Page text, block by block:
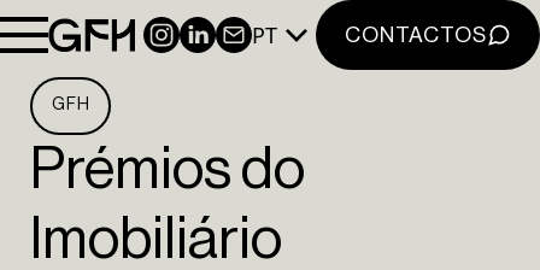
INSTAGRAM
LINKEDIN
NEWSLETTER
PT CONTACTOS
GFH
Prémios do
Imobiliário